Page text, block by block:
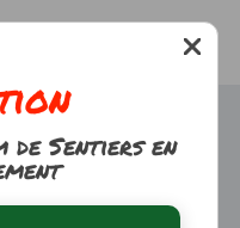
Sentiers en